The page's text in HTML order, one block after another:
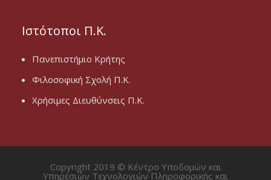
Ιστότοποι Π.Κ.
Πανεπιστήμιο Κρήτης
Φιλοσοφική Σχολή Π.Κ.
Χρήσιμες Διευθύνσεις Π.Κ.
Copyright 2019 © Κέντρο Υποδομών και
Υπηρεσιών Τεχνολογιών Πληροφορικής και